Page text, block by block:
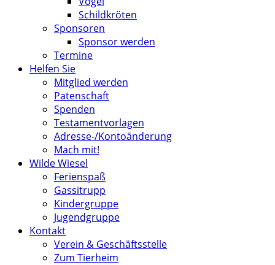
Schildkröten
Sponsoren
Sponsor werden
Termine
Helfen Sie
Mitglied werden
Patenschaft
Spenden
Testamentvorlagen
Adresse-/Kontoänderung
Mach mit!
Wilde Wiesel
Ferienspaß
Gassitrupp
Kindergruppe
Jugendgruppe
Kontakt
Verein & Geschäftsstelle
Zum Tierheim